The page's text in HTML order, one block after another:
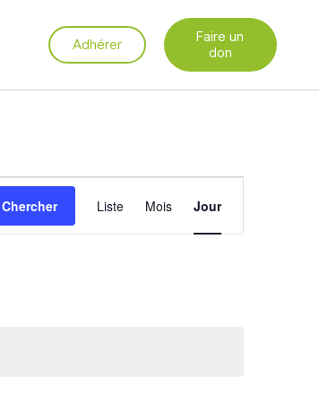
Adhérer
Faire un
don
Chercher
Navigation
de
vues
Liste Mois Jour